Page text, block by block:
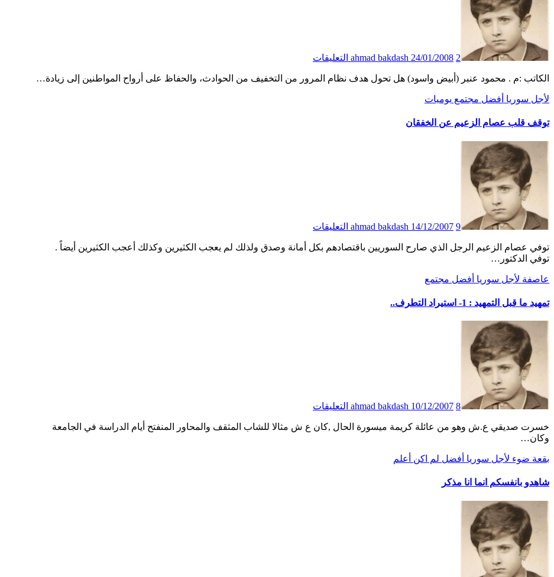
ahmad bakdash 24/01/2008 2 التعليقات
الكاتب :م . محمود عنبر (أبيض واسود) هل تحول هدف نظام المرور من التخفيف من الحوادث، والحفاظ على أرواح المواطنين إلى زيادة…
لأجل سوريا أفضل مجتمع يوميات
توقف قلب عصام الزعيم عن الخفقان
ahmad bakdash 14/12/2007 9 التعليقات
توفي عصام الزعيم الرجل الذي صارح السوريين باقتصادهم بكل أمانة وصدق ولذلك لم يعجب الكثيرين وكذلك أعجب الكثيرين أيضاً .
توفي الدكتور…
عاصفة لأجل سوريا أفضل مجتمع
تمهيد ما قبل التمهيد : 1- استيراد التطرف..
ahmad bakdash 10/12/2007 8 التعليقات
خسرت صديقي ع.ش وهو من عائلة كريمة ميسورة الحال ,كان ع ش مثالا للشاب المثقف والمحاور المنفتح أيام الدراسة في الجامعة
وكان…
بقعة ضوء لأجل سوريا أفضل لم اكن أعلم
شاهدو بانفسكم انما انا مذكر